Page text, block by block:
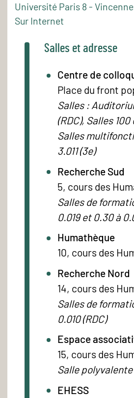
Université Paris 8 -
Sur Internet
Salles et adresse
Centre de
Place du front
Salles :
(RDC), Salles 100
Salles
3.011 (3e)
Recherche Sud
5, cours des
Salles de
0.019 et 0.30 à
Humathèque
10, cours des
Recherche Nord
14, cours des
Salles de
0.010 (RDC)
Espace
15, cours des
Salle
EHESS